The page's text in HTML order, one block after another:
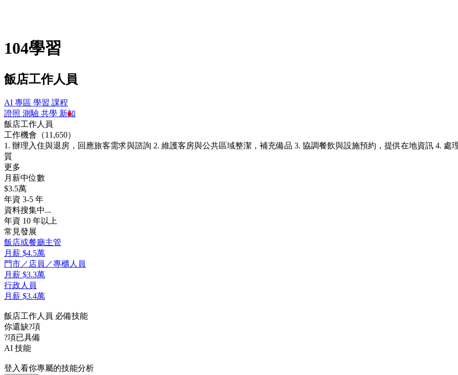
104學習
飯店工作人員
AI 專區 學習 課程
證照 測驗 共學 新知
飯店工作人員
工作機會（11,650）
1. 辦理入住與退房，回應旅客需求與諮詢 2. 維護客房與公共區域整潔，補充備品 3. 協調餐飲與設施預約，提供在地資訊 4.
質
更多
月薪中位數
$3.5萬
年資 3-5 年
資料搜集中...
年資 10 年以上
常見發展
飯店或餐廳主管
月薪 $4.5萬
門市／店員／專櫃人員
月薪 $3.3萬
行政人員
月薪 $3.4萬
飯店工作人員 必備技能
你還缺?項
?項已具備
AI 技能
登入看你專屬的技能分析